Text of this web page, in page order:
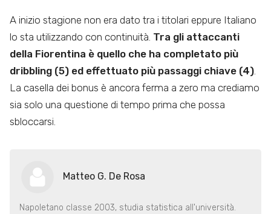
A inizio stagione non era dato tra i titolari eppure Italiano
lo sta utilizzando con continuità. Tra gli attaccanti
della Fiorentina è quello che ha completato più
dribbling (5) ed effettuato più passaggi chiave (4).
La casella dei bonus è ancora ferma a zero ma crediamo
sia solo una questione di tempo prima che possa
sbloccarsi.
Matteo G. De Rosa
Napoletano classe 2003, studia statistica all'università.